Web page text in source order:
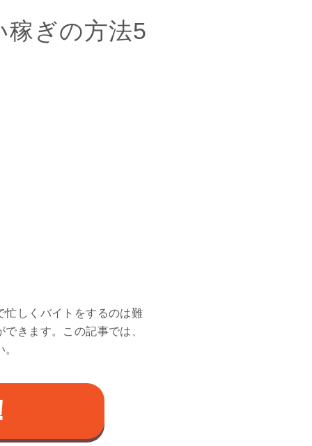
稼ぎの方法5
忙しくバイトをするのは難
きます。この記事では、